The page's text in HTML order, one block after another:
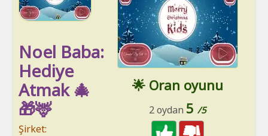
🌟 Oran oyunu
2 oydan 5 /5
Noel Baba:
Hediye
Atmak 🎄
🎁🦌
Şirket: